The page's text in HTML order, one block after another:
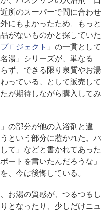
所のスーパーで間に合わせ
にもよかったため、もっと
がないものかと探していた
ロジェクト 」の一貫として
湯」シリーズが、単なる
ず、できる限り泉質やお湯
っている、として販売して
が期待しながら購入してみ
の部分が他の入浴剤と違
という部分に惹かれた。パ
て」などと書かれてあった
ートを書いたんだろうな」
、今は後悔している。
お湯の質感が、つるつるし
となったり、少しだけニュ